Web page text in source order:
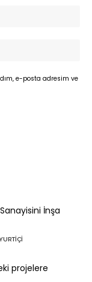
e-posta adresim ve
İnşa
projelere